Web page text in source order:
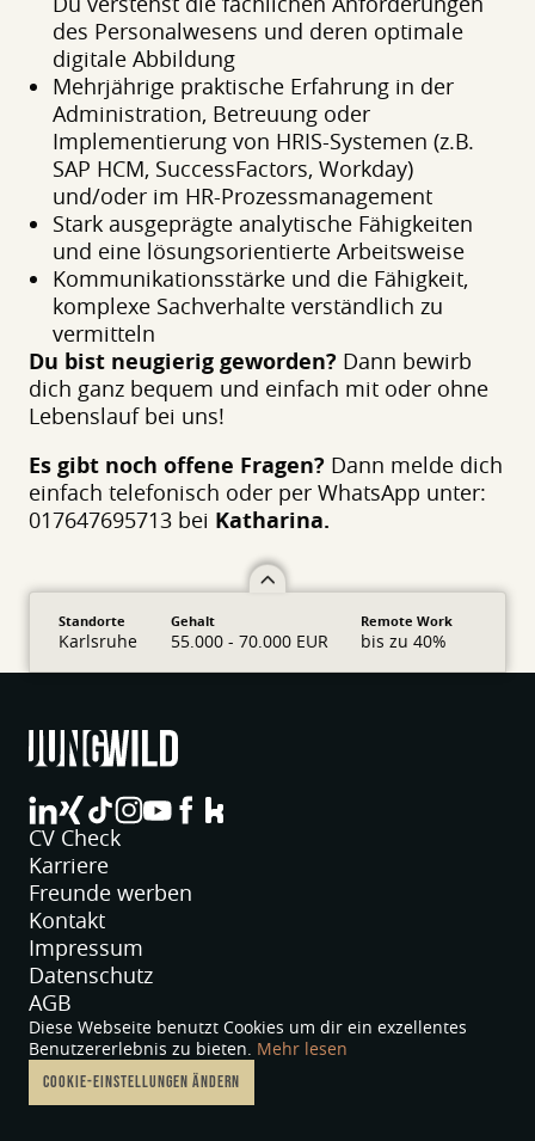
des Personalwesens und deren optimale
digitale Abbildung
Mehrjährige praktische Erfahrung in der
Administration, Betreuung oder
Implementierung von HRIS-Systemen (z.B.
SAP HCM, SuccessFactors, Workday)
und/oder im HR-Prozessmanagement
Stark ausgeprägte analytische Fähigkeiten
und eine lösungsorientierte Arbeitsweise
Kommunikationsstärke und die Fähigkeit,
komplexe Sachverhalte verständlich zu
vermitteln
Du bist neugierig geworden? Dann bewirb
dich ganz bequem und einfach mit oder ohne
Lebenslauf bei uns!
Es gibt noch offene Fragen? Dann melde dich
einfach telefonisch oder per WhatsApp unter:
017647695713 bei Katharina.
Standorte
Karlsruhe
Gehalt
55.000 - 70.000 EUR
Remote Work
bis zu 40%
jungwild bei LinkedIn
jungwild bei XING
jungwild bei TikTok
jungwild bei Instagram
jungwild bei YouTube
jungwild bei Facebook
CV Check
Karriere
Freunde werben
Kontakt
Impressum
Datenschutz
AGB
Diese Webseite benutzt Cookies um dir ein exzellentes
Benutzererlebnis zu bieten. Mehr lesen
COOKIE-EINSTELLUNGEN ÄNDERN